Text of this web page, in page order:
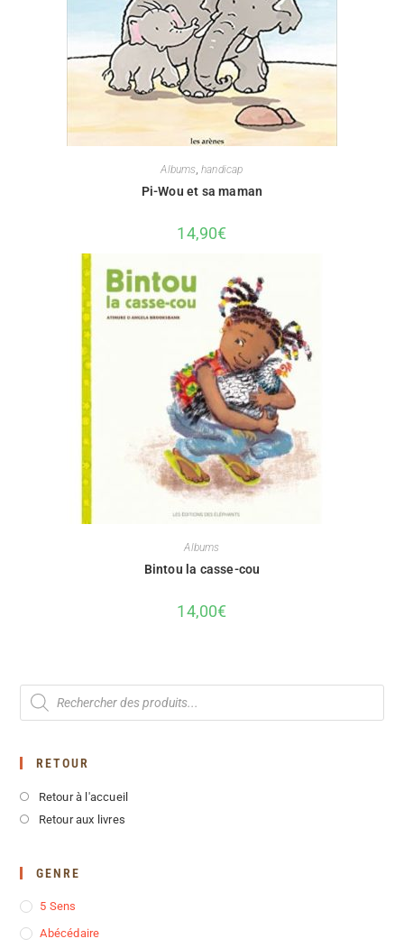
Albums, handicap
Pi-Wou et sa maman
14,90€
Albums
Bintou la casse-cou
14,00€
RETOUR
Retour à l'accueil
Retour aux livres
GENRE
5 Sens
Abécédaire